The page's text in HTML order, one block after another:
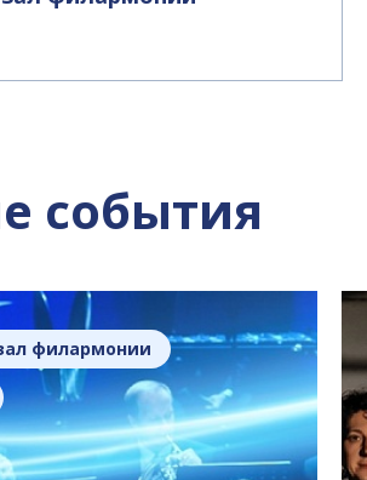
события
филармонии